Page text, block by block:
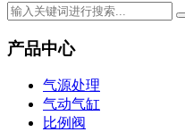
产品中心
气源处理
气动气缸
比例阀